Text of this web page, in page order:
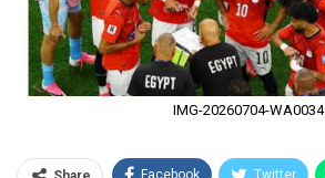
IMG-20260704-WA0034
Facebook Twitter